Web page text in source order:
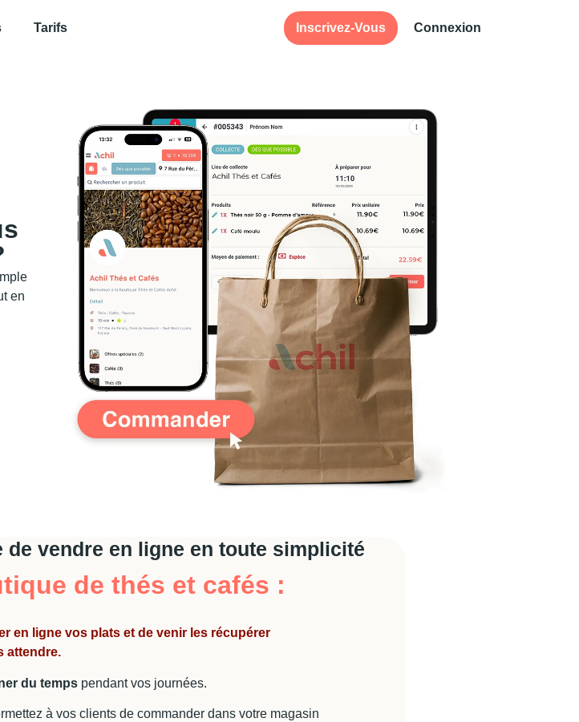
Tarifs Inscrivez-Vous Connexion
en
de vendre en ligne en toute simplicité
de thés et cafés :
en ligne vos plats et de venir les récupérer
attendre.
du temps pendant vos journées.
à vos clients de commander dans votre magasin